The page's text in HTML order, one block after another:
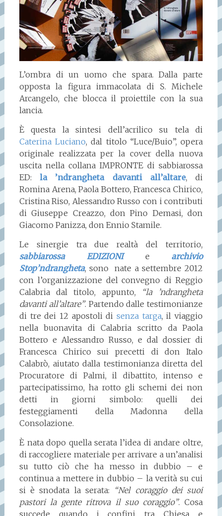
L’ombra di un uomo che spara. Dalla parte
opposta la figura immacolata di S. Michele
Arcangelo, che blocca il proiettile con la sua
lancia.
È questa la sintesi dell’acrilico su tela di
Caterina Luciano, dal titolo “Luce/Buio”, opera
originale realizzata per la cover della nuova
uscita nella collana IMPRONTE di sabbiarossa
ED:la ’ndrangheta davanti all’altare, di
Romina Arena, Paola Bottero, Francesca Chirico,
Cristina Riso, Alessandro Russo con i contributi
di Giuseppe Creazzo, don Pino Demasi, don
Giacomo Panizza, don Ennio Stamile.
Le sinergie tra due realtà del territorio,
sabbiarossa EDIZIONIe archivio
Stop’ndrangheta, sono nate a settembre 2012
con l’organizzazione del convegno di Reggio
Calabria dal titolo, appunto,
“la ’ndrangheta
davanti all’altare”. Partendo dalle testimonianze
di tre dei 12 apostoli disenza targa, il viaggio
nella buonavita di Calabria scritto da Paola
Bottero e Alessandro Russo, e dal dossier di
Francesca Chirico sui precetti di don Italo
Calabrò, aiutato dalla testimonianza diretta del
Procuratore di Palmi, il dibattito, intenso e
partecipatissimo, ha rotto gli schemi dei non
detti in giorni simbolo: quelli dei
festeggiamenti della Madonna della
Consolazione.
È nata dopo quella serata l’idea di andare oltre,
di raccogliere materiale per arrivare a un’analisi
su tutto ciò che ha messo in dubbio – e
continua a mettere in dubbio – la verità su cui
si è snodata la serata:
“Nel coraggio dei suoi
pastori la gente ritrova il suo coraggio”. Cosa
succede quando i confini tra Chiesa e